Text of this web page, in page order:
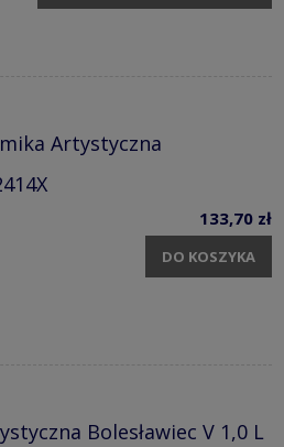
Artystyczna
133,70 zł
DO KOSZYKA
Bolesławiec V 1,0 L